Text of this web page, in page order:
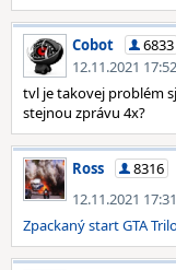
Cobot
6833
12.11.2021 17:52
tvl je takovej problém
stejnou zprávu 4x?
Ross
8316
12.11.2021 17:31
Zpackaný start GTA